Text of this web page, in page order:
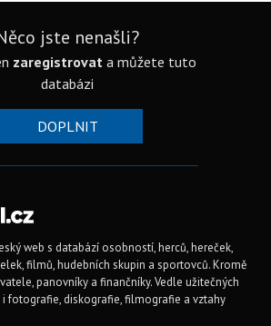
jste nenašli?
zaregistrovat a můžete tuto
databázi
DOPLNIT
web s databází osobností, herců, hereček,
filmů, hudebních skupin a sportovců. Kromě
panovníky a finančníky. Vedle užitečných
fotografie, diskografie, filmografie a vztahy